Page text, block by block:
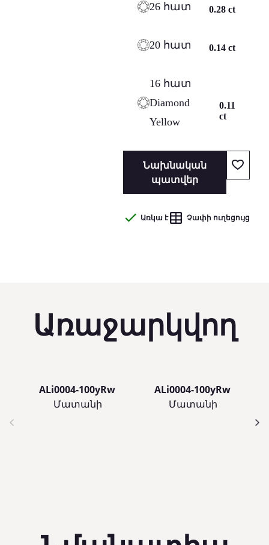
26 հատ 0.28 ct
20 հատ 0.14 ct
16 հատ
Diamond
Yellow
0.11
ct
Նախնական
պատվեր
Առկա է Չափի ուղեցույց
Առաջարկվող
ALi0004-100yRw
Մատանի
ALi0004-100yRw
Մատանի